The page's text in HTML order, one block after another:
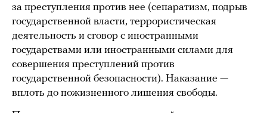
за преступления против нее (сепаратизм, подрыв
государственной власти, террористическая
деятельность и сговор с иностранными
государствами или иностранными силами для
совершения преступлений против
государственной безопасности). Наказание —
вплоть до пожизненного лишения свободы.